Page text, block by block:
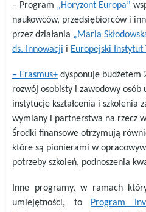
– Program „Horyzont Europa”
naukowców, przedsiębiorców i
przez działania „Maria
ds. Innowacji i Europejski Instytut
– Erasmus+ dysponuje budżetem
rozwój osobisty i zawodowy osób
instytucje kształcenia i szkolenia
wymiany i partnerstwa na rzecz
Środki finansowe otrzymują
które są pionierami w
potrzeby szkoleń, podnoszenia
Inne programy, w ramach
umiejętności, to
Program